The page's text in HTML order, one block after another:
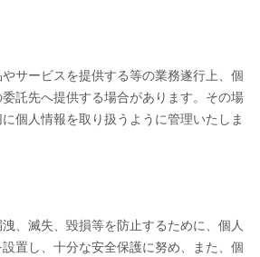
サービスを提供する等の業務遂行上、個
託先へ提供する場合があります。その場
個人情報を取り扱うように管理いたしま
、滅失、毀損等を防止するために、個人
置し、十分な安全保護に努め、また、個